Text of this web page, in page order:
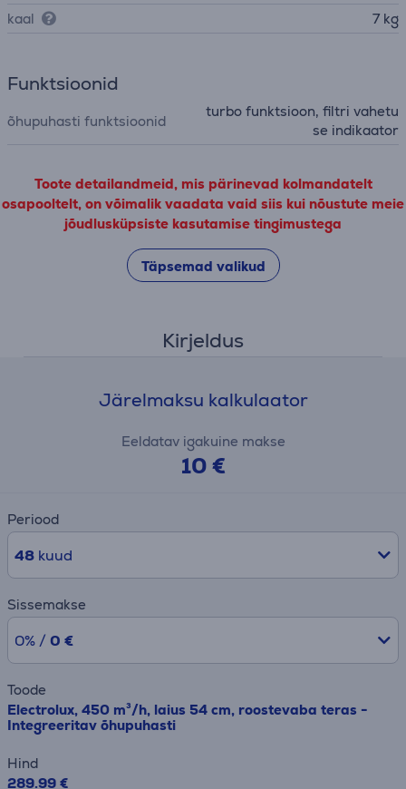
kaal
7 kg
Funktsioonid
õhupuhasti funktsioonid
turbo funktsioon, filtri vahetu
se indikaator
Toote detailandmeid, mis pärinevad kolmandatelt
osapooltelt, on võimalik vaadata vaid siis kui nõustute meie
jõudlusküpsiste kasutamise tingimustega
Täpsemad valikud
Kirjeldus
Järelmaksu kalkulaator
Eeldatav igakuine makse
10 €
Periood
48kuud
Sissemakse
0% / 0 €
Toode
Electrolux, 450 m³/h, laius 54 cm, roostevaba teras -
Integreeritav õhupuhasti
Hind
289.99 €